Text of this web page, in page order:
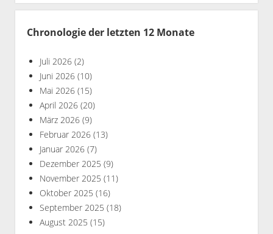
Chronologie der letzten 12 Monate
Juli 2026(2)
Juni 2026(10)
Mai 2026(15)
April 2026(20)
März 2026(9)
Februar 2026(13)
Januar 2026(7)
Dezember 2025 (9)
November 2025 (11)
Oktober 2025 (16)
September 2025 (18)
August 2025 (15)